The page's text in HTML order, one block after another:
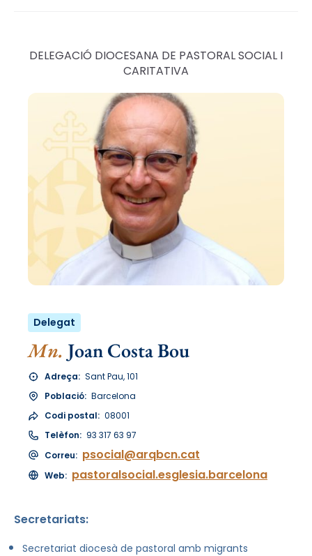
DELEGACIÓ DIOCESANA DE PASTORAL SOCIAL I
CARITATIVA
Delegat
Mn. Joan Costa Bou
Adreça: Sant Pau, 101
Població: Barcelona
Codi postal: 08001
Telèfon: 93 317 63 97
Correu: psocial@arqbcn.cat
Web: pastoralsocial.esglesia.barcelona
Secretariats:
Secretariat diocesà de pastoral amb migrants